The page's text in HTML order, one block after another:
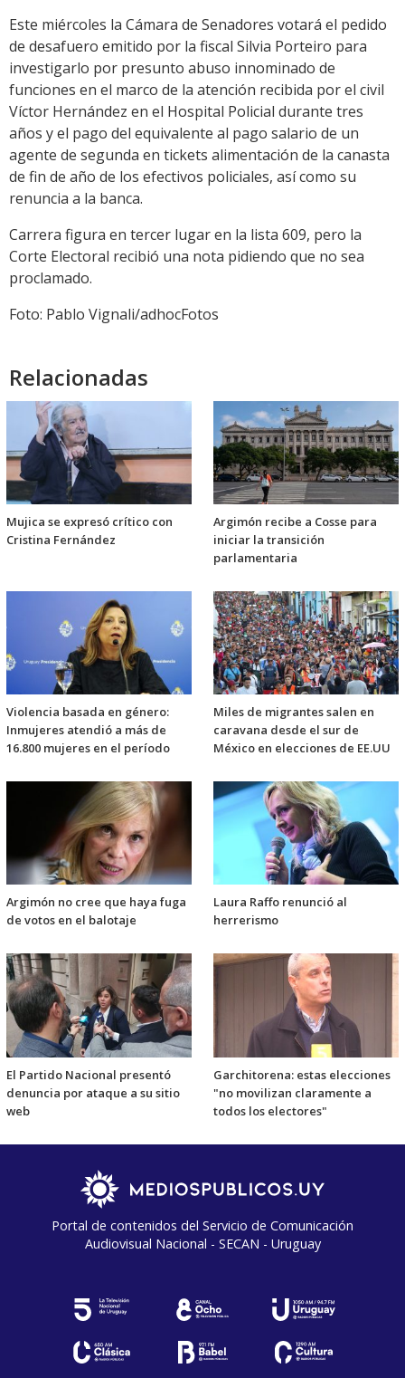
Este miércoles la Cámara de Senadores votará el pedido
de desafuero emitido por la fiscal Silvia Porteiro para
investigarlo por presunto abuso innominado de
funciones en el marco de la atención recibida por el civil
Víctor Hernández en el Hospital Policial durante tres
años y el pago del equivalente al pago salario de un
agente de segunda en tickets alimentación de la canasta
de fin de año de los efectivos policiales, así como su
renuncia a la banca.
Carrera figura en tercer lugar en la lista 609, pero la
Corte Electoral recibió una nota pidiendo que no sea
proclamado.
Foto: Pablo Vignali/adhocFotos
Relacionadas
Mujica se expresó crítico con
Cristina Fernández
Argimón recibe a Cosse para
iniciar la transición
parlamentaria
Violencia basada en género:
Inmujeres atendió a más de
16.800 mujeres en el período
Miles de migrantes salen en
caravana desde el sur de
México en elecciones de EE.UU
Argimón no cree que haya fuga
de votos en el balotaje
Laura Raffo renunció al
herrerismo
El Partido Nacional presentó
denuncia por ataque a su sitio
web
Garchitorena: estas elecciones
"no movilizan claramente a
todos los electores"
Portal de contenidos del Servicio de Comunicación
Audiovisual Nacional - SECAN - Uruguay